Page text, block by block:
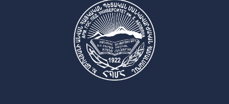
➜ Начальная педагогика и методик